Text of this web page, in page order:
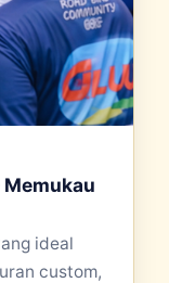
Memukau
ideal
custom,